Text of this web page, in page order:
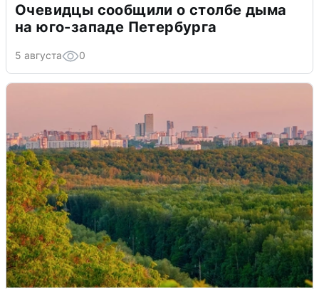
Очевидцы сообщили о столбе дыма
на юго-западе Петербурга
5 августа 0